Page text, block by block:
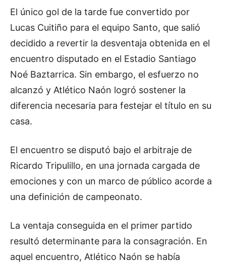
El único gol de la tarde fue convertido por
Lucas Cuitiño para el equipo Santo, que salió
decidido a revertir la desventaja obtenida en el
encuentro disputado en el Estadio Santiago
Noé Baztarrica. Sin embargo, el esfuerzo no
alcanzó y Atlético Naón logró sostener la
diferencia necesaria para festejar el título en su
casa.
El encuentro se disputó bajo el arbitraje de
Ricardo Tripulillo, en una jornada cargada de
emociones y con un marco de público acorde a
una definición de campeonato.
La ventaja conseguida en el primer partido
resultó determinante para la consagración. En
aquel encuentro, Atlético Naón se había